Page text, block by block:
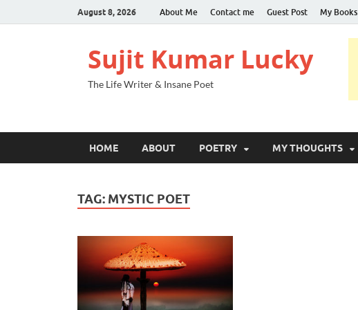
August 8, 2026 About Me Contact me Guest Post My Books
Sujit Kumar Lucky
The Life Writer & Insane Poet
HOME ABOUT POETRY MY THOUGHTS
TAG: MYSTIC POET